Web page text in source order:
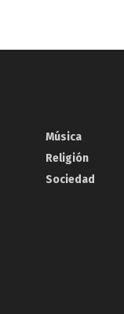
Música
Religión
Sociedad